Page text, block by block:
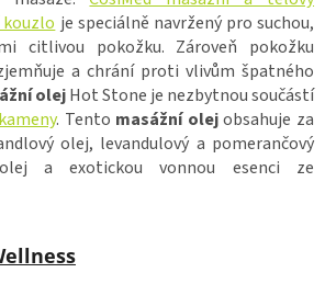
je speciálně navržený pro suchou,
citlivou pokožku. Zároveň pokožku
a chrání proti vlivům špatného
olejHot Stone je nezbytnou součástí
. Tento masážní olejobsahuje za
olej, levandulový a pomerančový
a exotickou vonnou esenci ze